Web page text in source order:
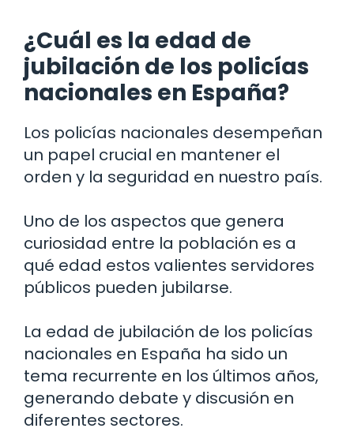
¿Cuál es la edad de
jubilación de los policías
nacionales en España?
Los policías nacionales desempeñan
un papel crucial en mantener el
orden y la seguridad en nuestro país.
Uno de los aspectos que genera
curiosidad entre la población es a
qué edad estos valientes servidores
públicos pueden jubilarse.
La edad de jubilación de los policías
nacionales en España ha sido un
tema recurrente en los últimos años,
generando debate y discusión en
diferentes sectores.